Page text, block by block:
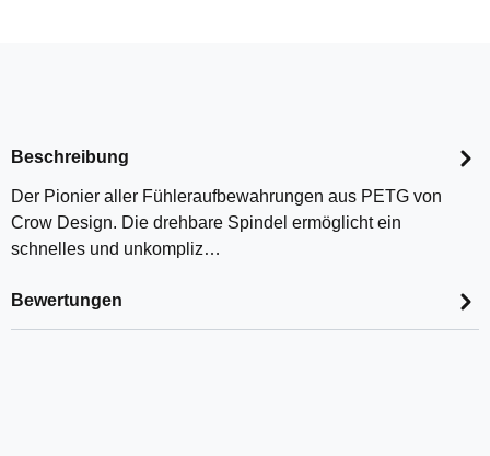
Beschreibung
Der Pionier aller Fühleraufbewahrungen aus PETG von
Crow Design. Die drehbare Spindel ermöglicht ein
schnelles und unkompliz…
Bewertungen